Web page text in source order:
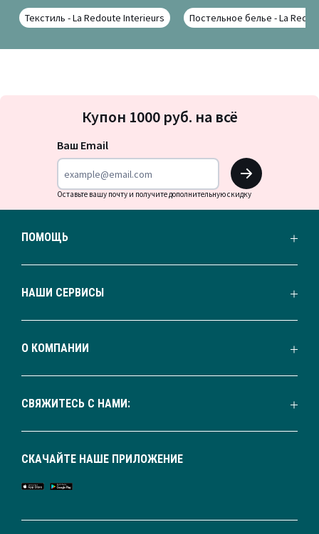
Текстиль - La Redoute Interieurs Постельное белье - La
на
Купон 1000 руб. на всё
Ваш Email
OK
Оставьте вашу почту и получите дополнительную скидку
ПОМОЩЬ
НАШИ СЕРВИСЫ
О КОМПАНИИ
СВЯЖИТЕСЬ С НАМИ:
СКАЧАЙТЕ НАШЕ ПРИЛОЖЕНИЕ